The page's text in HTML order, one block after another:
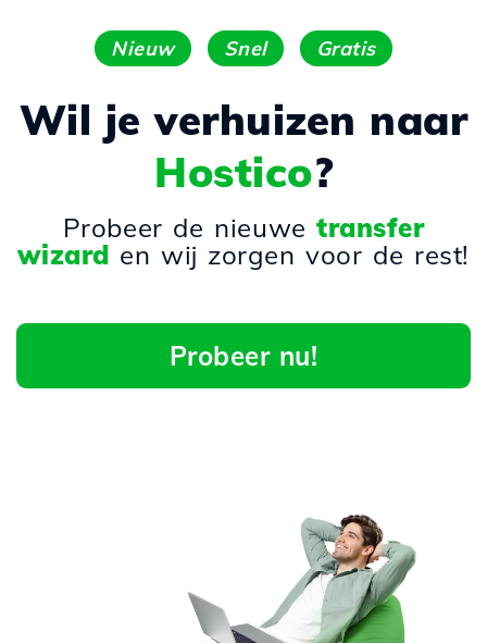
Nieuw Snel Gratis
Wil je verhuizen naar
Hostico?
Probeer de nieuwetransfer
wizard en wij zorgen voor de rest!
Probeer nu!